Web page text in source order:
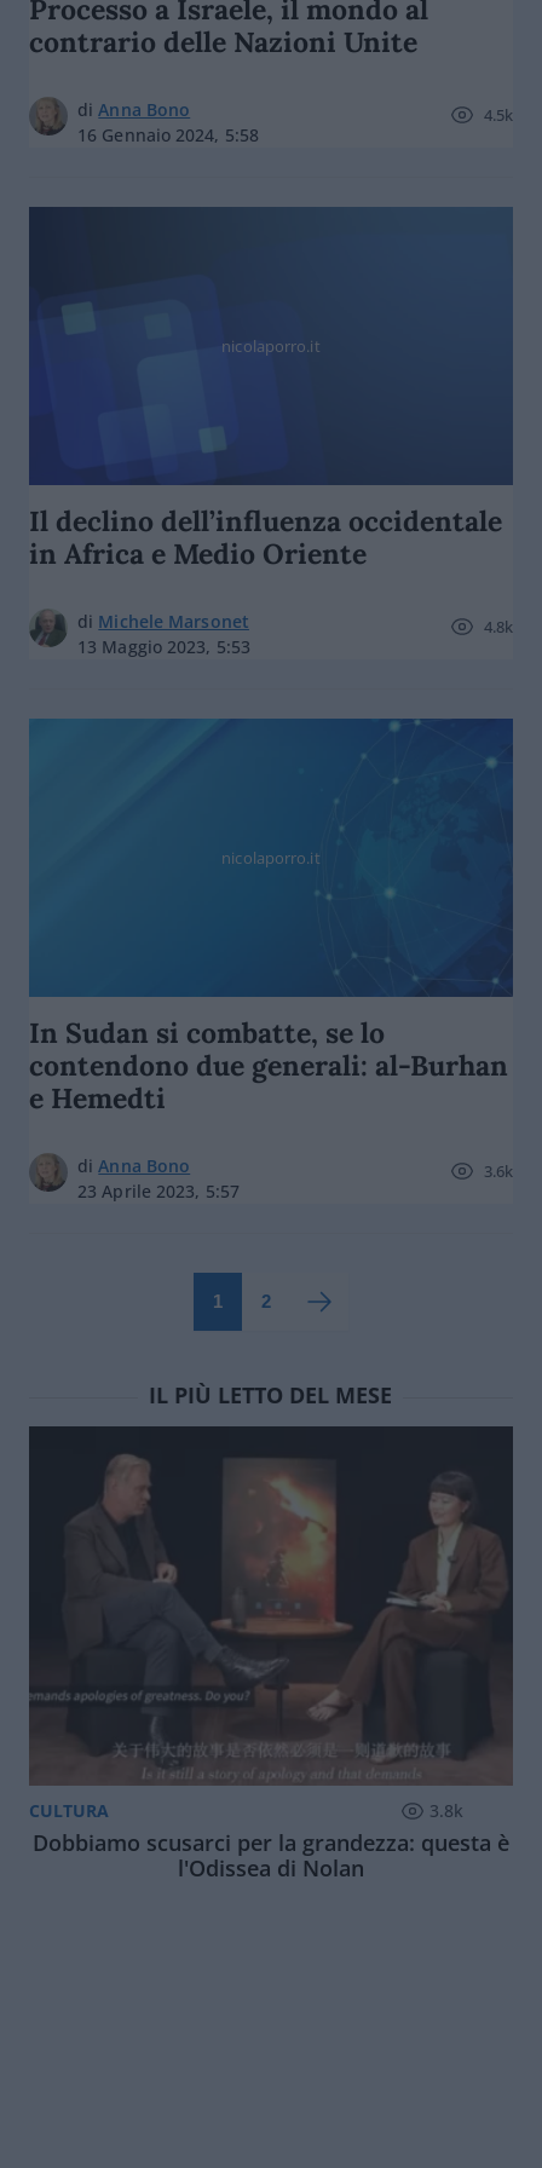
Processo a Israele, il mondo al
contrario delle Nazioni Unite
diAnna Bono
16 Gennaio 2024, 5:58
4.5k
nicolaporro.it
Il declino dell’influenza occidentale
in Africa e Medio Oriente
di Michele Marsonet
13 Maggio 2023, 5:53
4.8k
nicolaporro.it
In Sudan si combatte, se lo
contendono due generali: al-Burhan
e Hemedti
diAnna Bono
23 Aprile 2023, 5:57
3.6k
1 2
IL PIÙ LETTO DEL MESE
CULTURA 3.8k
Dobbiamo scusarci per la grandezza: questa è
l'Odissea di Nolan